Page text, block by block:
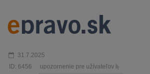
31.7.2025
ID: 6456
upozornenie pre užívateľov